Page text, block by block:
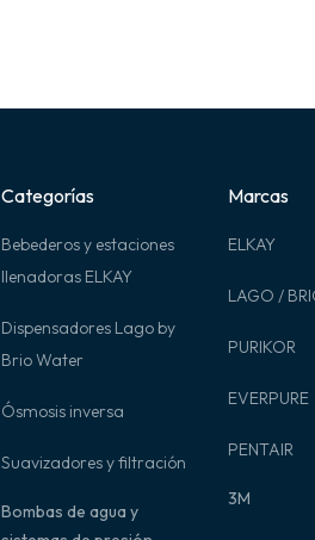
Categorías
Bebederos y estaciones
llenadoras ELKAY
Dispensadores Lago by
Brio Water
Ósmosis inversa
Suavizadores y filtración
Bombas de agua y
Marcas
ELKAY
LAGO /
PURIKOR
EVERPURE
PENTAIR
3M